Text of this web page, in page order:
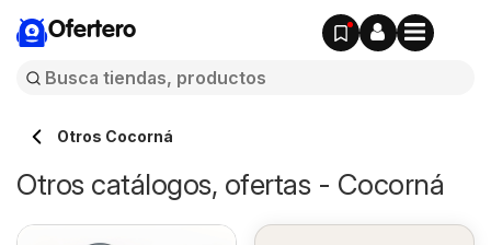
Ofertero
Otros Cocorná
Otros catálogos, ofertas - Cocorná